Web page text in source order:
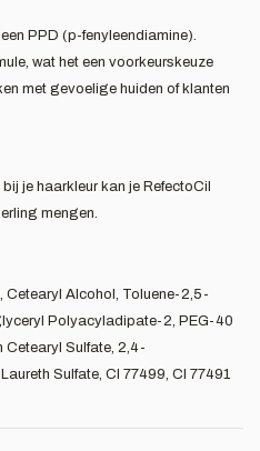
PPD (p-fenyleendiamine).
wat het een voorkeurskeuze
met gevoelige huiden of klanten
je haarkleur kan je RefectoCil
mengen.
Cetearyl Alcohol, Toluene-2,5-
Polyacyladipate-2, PEG-40
Cetearyl Sulfate, 2,4-
Sulfate, CI 77499, CI 77491